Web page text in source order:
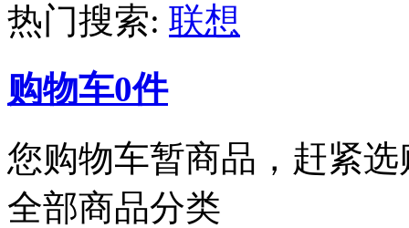
热门搜索: 联想
购物车0件
您购物车暂商品，赶紧选
全部商品分类